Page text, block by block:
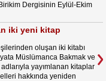
Dergisinin Eylül-Ekim
iki yeni kitap
oluşan iki kitabı
Müslümanca Bakmak ve
yayımlanan kitaplar
hakkında yeniden